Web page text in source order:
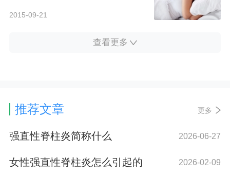
2015-09-21
查看更多
推荐文章 更多
2026-06-27
强直性脊柱炎简称什么
2026-02-09
女性强直性脊柱炎怎么引起的